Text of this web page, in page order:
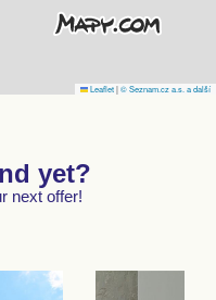
Leaflet|© Seznam.cz a.s. a další
yet?
next offer!